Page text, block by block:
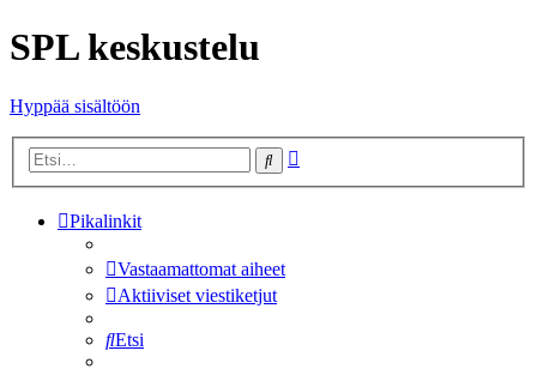
SPL keskustelu
Hyppää sisältöön
Etsi
Pikalinkit
Vastaamattomat aiheet
Aktiiviset viestiketjut
Etsi